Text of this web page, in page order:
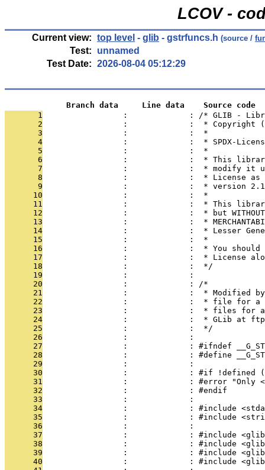
LCOV -
Current view: top level - glib - gstrfuncs.h (source /
Test:
unnamed
Test Date: 2026-08-04 05:12:29
             Branch data     Line data    Source code
       1
:             : /* GLIB -
       2
:             :  * Copyright
       3
                 :             :  *
       4
:             :  * SPDX-
       5
                 :             :  *
       6
:             :  * This
       7
:             :  * modify it
       8
:             :  * License
       9
:             :  * version
      10
                 :             :  *
      11
:             :  * This
      12
:             :  * but
      13
:             :  *
      14
:             :  * Lesser
      15
                 :             :  *
      16
:             :  * You
      17
:             :  * License
      18
                 :             :  */
      19
                 :             :
      20
                 :             : /*
      21
:             :  * Modified
      22
:             :  * file for
      23
:             :  * files for
      24
:             :  * GLib at
      25
                 :             :  */
      26
                 :             :
      27
:             : #ifndef
      28
:             : #define
      29
                 :             :
      30
:             : #if !defined
      31
:             : #error "Only
      32
                 :             : #endif
      33
                 :             :
      34
:             : #include
      35
:             : #include
      36
                 :             :
      37
:             : #include
      38
:             : #include
      39
:             : #include
      40
:             : #include